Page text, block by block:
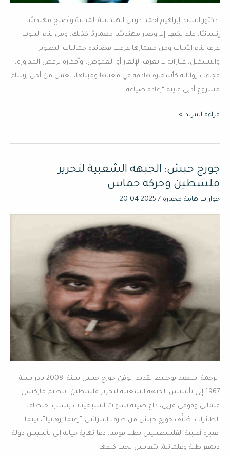
دكتور السيد إبراهيم أحمد درس الهندسة المدنية وأصبح مهندسًا
إنشائيًا، فلم يكتفِ إلا وصار مهندسًا معماريًا كذلك، ومن بناء البيوت
عرف بناء الأبيات ومن معمارها عرفت قصائده جماليات التصوير
والتشكيل، عباراته لا تعرف الإلغاز أو الغموض، وأفكاره ترفض المداورة،
فجاءت رواياته كأشعاره هادفة في معناها ومبناها، يعمل من أجل إرساء
مشروع أدبي غايته “إعادة صياغة
قراءة المزيد »
جورج حبش: الجبهة الشعبية لتحرير
فلسطين وحركة حماس
حوارات هامة مختارة /
2025-04-20
ترجمة: سعيد بوخليط تقديم: توفيّ جورج حبش سنة. 2008 بادر سنة
1967 إلى تأسيس الجبهة الشعبية لتحرير فلسطين، تنظيم ماركسي،
علماني وقومي عربي، ذاع صيته سنوات السبعينات بسبب اختطاف
الطائرات. صُنِّف جورج حبش من طرف إسرائيل ”زعيما إرهابيا”، بينما
اعتبره أغلبية الفلسطينيين بطلا قوميا. دعا نهاية حياته إلى تأسيس دولة
ديمقراطية وعلمانية، يتعايش تحت كنفها
جورج
حبش:
الجبهة